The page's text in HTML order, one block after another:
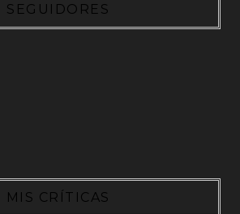
SEGUIDORES
MIS CRÍTICAS